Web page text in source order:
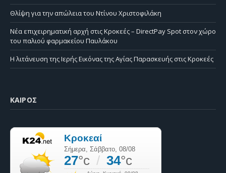
Θλίψη για την απώλεια του Ντίνου Χριστοφιλάκη
Νέα επιχειρηματική αρχή στις Κροκεές – DirectPay Spot στον χώρο
του παλιού φαρμακείου Παυλάκου
Η λιτάνευση της Ιερής Εικόνας της Αγίας Παρασκευής στις Κροκεές
ΚΑΙΡΌΣ